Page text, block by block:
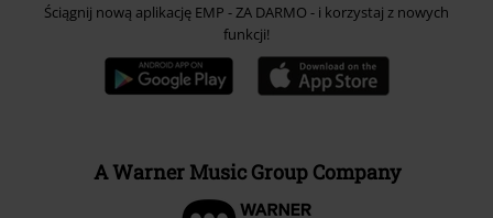
Ściągnij nową aplikację EMP - ZA DARMO - i korzystaj z nowych
funkcji!
A Warner Music Group Company